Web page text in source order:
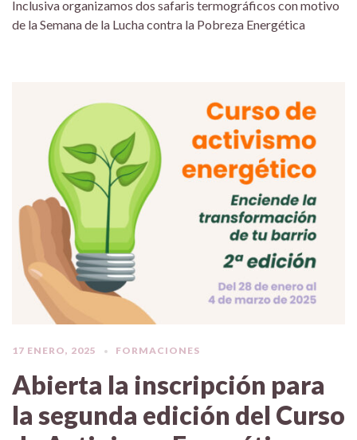
Inclusiva organizamos dos safaris termográficos con motivo
de la Semana de la Lucha contra la Pobreza Energética
17 ENERO, 2025 FORMACIONES
Abierta la inscripción para
la segunda edición del Curso